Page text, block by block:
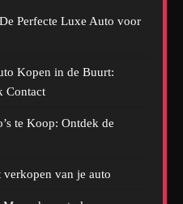
Perfecte Luxe Auto voor
Kopen in de Buurt:
Contact
te Koop: Ontdek de
van je auto